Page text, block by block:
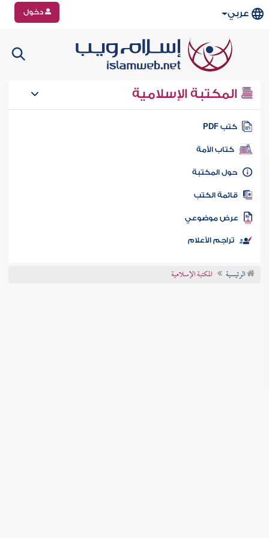
عربي دخول
المكتبة الإسلامية
كتب PDF
كتاب الأمة
المكتبة
الكتب
موضوعي
تراجم الأعلام
الرئيسية المكتبة الإسلامية